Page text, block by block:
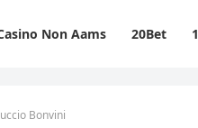
Non Aams 20Bet
Bonvini